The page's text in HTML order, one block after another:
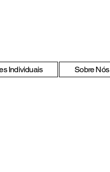
Individuais Sobre Nós